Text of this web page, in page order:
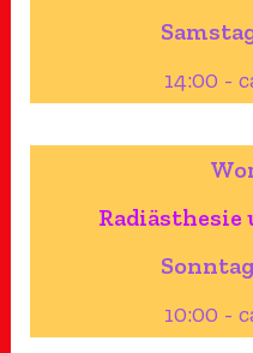
14:00 -
10:00 -